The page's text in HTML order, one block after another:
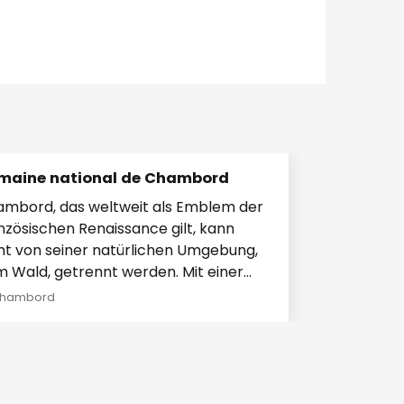
national de Chambord
das weltweit als Emblem der
Renaissance gilt, kann
von seiner natürlichen Umgebung,
Wald, getrennt werden. Mit einer
von 5.440 Hektar...